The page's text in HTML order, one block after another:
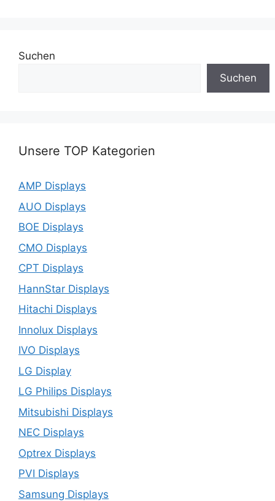
Suchen
Suchen
Unsere TOP Kategorien
AMP Displays
AUO Displays
BOE Displays
CMO Displays
CPT Displays
HannStar Displays
Hitachi Displays
Innolux Displays
IVO Displays
LG Display
LG Philips Displays
Mitsubishi Displays
NEC Displays
Optrex Displays
PVI Displays
Samsung Displays